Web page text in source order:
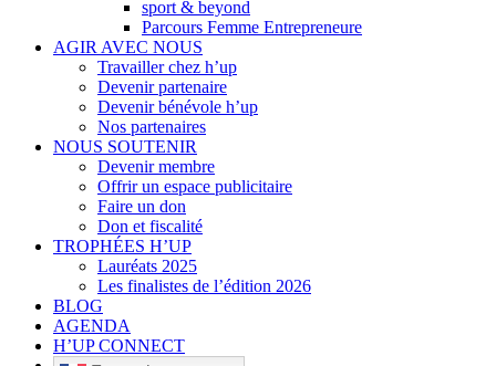
sport & beyond
Parcours Femme Entrepreneure
AGIR AVEC NOUS
Travailler chez h’up
Devenir partenaire
Devenir bénévole h’up
Nos partenaires
NOUS SOUTENIR
Devenir membre
Offrir un espace publicitaire
Faire un don
Don et fiscalité
TROPHÉES H’UP
Lauréats 2025
Les finalistes de l’édition 2026
BLOG
AGENDA
H’UP CONNECT